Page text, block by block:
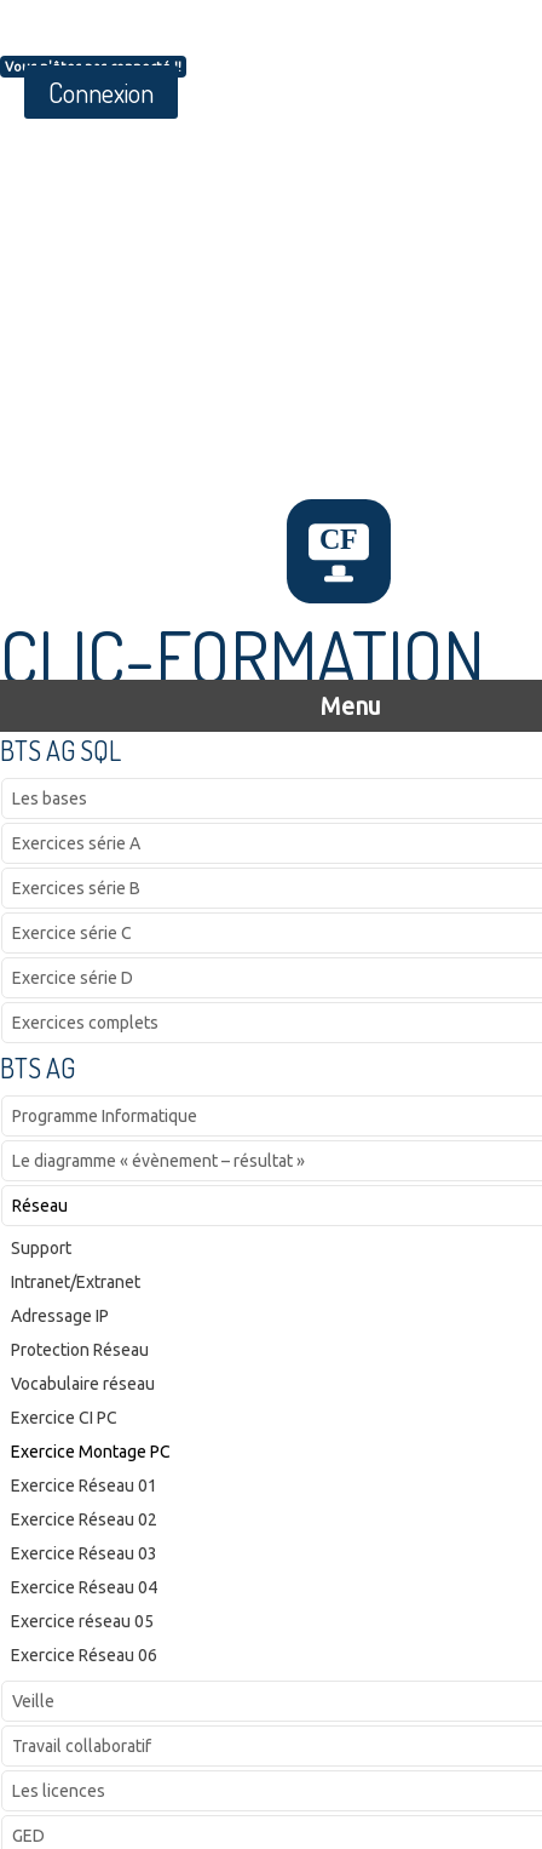
Vous n'êtes pas connecté !!
Connexion
CLIC-FORMATION
Menu
BTS AG SQL
Les bases
Exercices série A
Exercices série B
Exercice série C
Exercice série D
Exercices complets
BTS AG
Programme Informatique
Le diagramme « évènement – résultat »
Réseau
Support
Intranet/Extranet
Adressage IP
Protection Réseau
Vocabulaire réseau
Exercice CI PC
Exercice Montage PC
Exercice Réseau 01
Exercice Réseau 02
Exercice Réseau 03
Exercice Réseau 04
Exercice réseau 05
Exercice Réseau 06
Veille
Travail collaboratif
Les licences
GED